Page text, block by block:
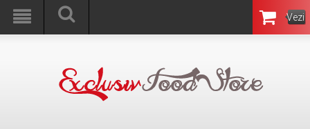
Vezi
Coşul